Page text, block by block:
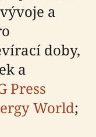
a
doby,
a
Press
World;